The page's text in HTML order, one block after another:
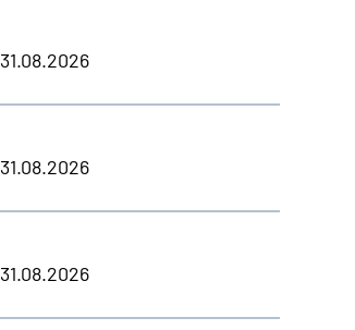
31.08.2026
31.08.2026
31.08.2026